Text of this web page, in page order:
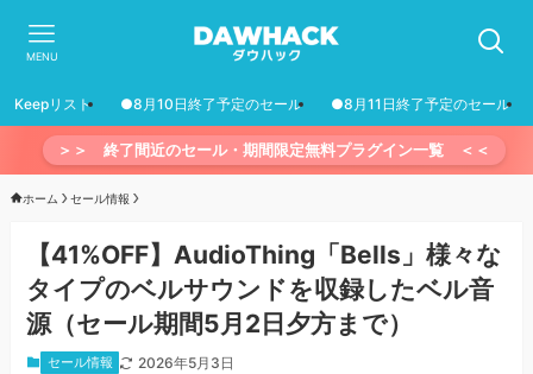
MENU
Keepリスト ●8月10日終了予定のセール ●8月11日終了予定のセール
＞＞ 終了間近のセール・期間限定無料プラグイン一覧 ＜＜
ホーム セール情報
【41%OFF】AudioThing「Bells」様々な
タイプのベルサウンドを収録したベル音
源（セール期間5月2日夕方まで）
セール情報 2026年5月3日